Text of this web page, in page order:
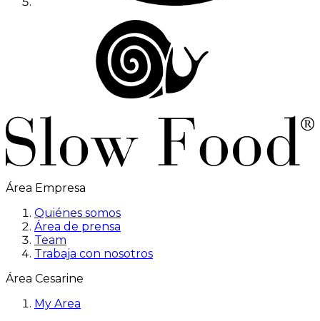
Área Empresa
Quiénes somos
Área de prensa
Team
Trabaja con nosotros
Área Cesarine
My Area